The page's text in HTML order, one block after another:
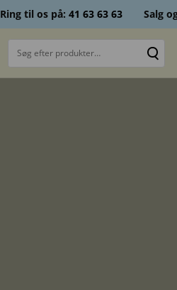
Ring til os på: 41 63 63 63 Salg